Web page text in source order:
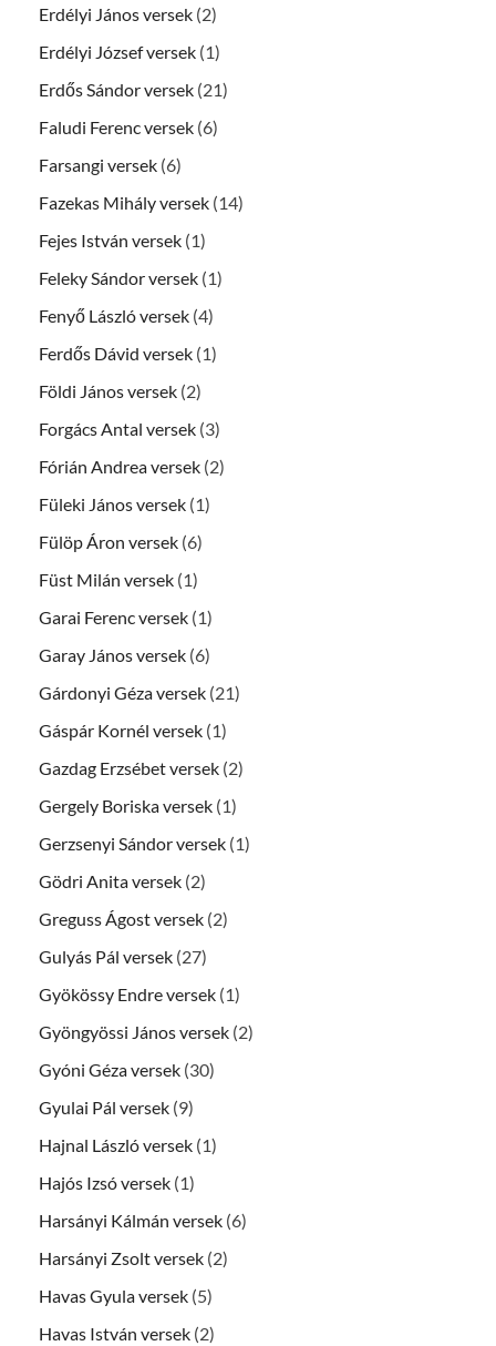
Erdélyi János versek (2)
Erdélyi József versek (1)
Erdős Sándor versek (21)
Faludi Ferenc versek (6)
Farsangi versek (6)
Fazekas Mihály versek (14)
Fejes István versek (1)
Feleky Sándor versek (1)
Fenyő László versek (4)
Ferdős Dávid versek (1)
Földi János versek (2)
Forgács Antal versek (3)
Fórián Andrea versek (2)
Füleki János versek (1)
Fülöp Áron versek (6)
Füst Milán versek (1)
Garai Ferenc versek (1)
Garay János versek (6)
Gárdonyi Géza versek (21)
Gáspár Kornél versek (1)
Gazdag Erzsébet versek (2)
Gergely Boriska versek (1)
Gerzsenyi Sándor versek (1)
Gödri Anita versek (2)
Greguss Ágost versek (2)
Gulyás Pál versek (27)
Gyökössy Endre versek (1)
Gyöngyössi János versek (2)
Gyóni Géza versek (30)
Gyulai Pál versek (9)
Hajnal László versek (1)
Hajós Izsó versek (1)
Harsányi Kálmán versek (6)
Harsányi Zsolt versek (2)
Havas Gyula versek (5)
Havas István versek (2)